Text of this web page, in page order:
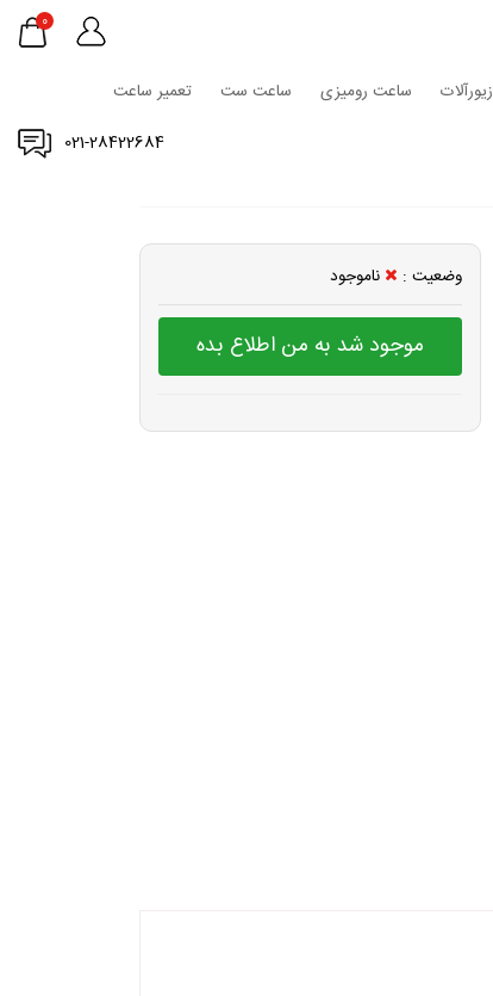
0
زیورآلات ساعت رومیزی ساعت ست
تعمیر ساعت
021-28422684
وضعیت : ناموجود
موجود شد به من اطلاع بده